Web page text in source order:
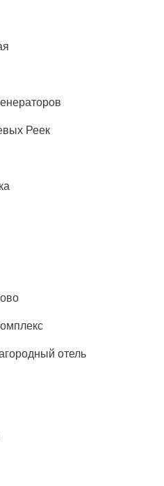
Реек
отель